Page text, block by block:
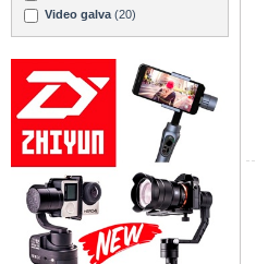
Video galva (20)